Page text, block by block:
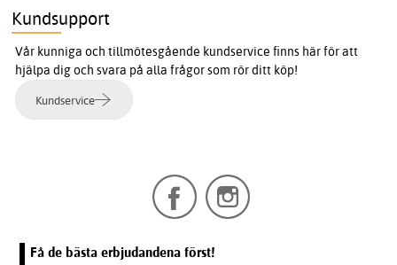
Kundsupport
Vår kunniga och tillmötesgående kundservice finns här för att
hjälpa dig och svara på alla frågor som rör ditt köp!
Kundservice
Få de bästa erbjudandena först!